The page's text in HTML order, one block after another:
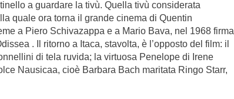
a guardare la tivù. Quella tivù considerata
quale ora torna il grande cinema di Quentin
a Piero Schivazappa e a Mario Bava, nel 1968 firma
. Il ritorno a Itaca, stavolta, è l’opposto del film: il
di tela ruvida; la virtuosa Penelope di Irene
Nausicaa, cioè Barbara Bach maritata Ringo Starr,